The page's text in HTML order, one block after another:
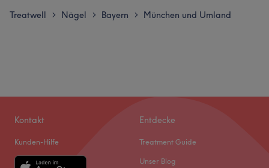
Treatwell > Nägel > Bayern > München und Umland
Kontakt
Kunden-Hilfe
Entdecke
Treatment Guide
Unser Blog